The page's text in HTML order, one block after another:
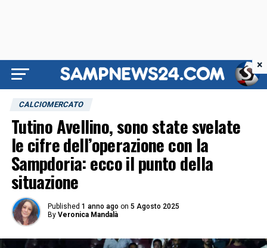
CALCIOMERCATO
Tutino Avellino, sono state svelate
le cifre dell’operazione con la
Sampdoria: ecco il punto della
situazione
Published 1 anno ago on 5 Agosto 2025
By Veronica Mandalà
×